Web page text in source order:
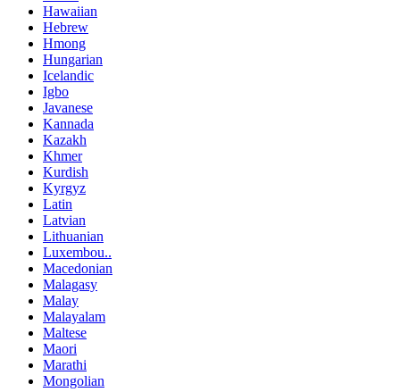
Hawaiian
Hebrew
Hmong
Hungarian
Icelandic
Igbo
Javanese
Kannada
Kazakh
Khmer
Kurdish
Kyrgyz
Latin
Latvian
Lithuanian
Luxembou..
Macedonian
Malagasy
Malay
Malayalam
Maltese
Maori
Marathi
Mongolian